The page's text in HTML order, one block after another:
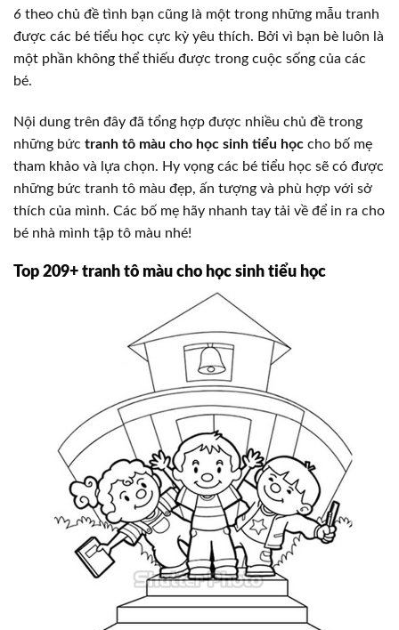
6 theo chủ đề tình bạn cũng là một trong những mẫu tranh
được các bé tiểu học cực kỳ yêu thích. Bởi vì bạn bè luôn là
một phần không thể thiếu được trong cuộc sống của các
bé.
Nội dung trên đây đã tổng hợp được nhiều chủ đề trong
những bức tranh tô màu cho học sinh tiểu học cho bố mẹ
tham khảo và lựa chọn. Hy vọng các bé tiểu học sẽ có được
những bức tranh tô màu đẹp, ấn tượng và phù hợp với sở
thích của mình. Các bố mẹ hãy nhanh tay tải về để in ra cho
bé nhà mình tập tô màu nhé!
Top 209+ tranh tô màu cho học sinh tiểu học